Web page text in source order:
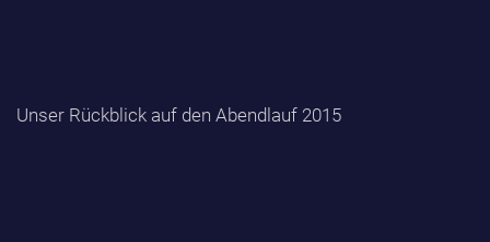
Unser Rückblick auf den Abendlauf 2015